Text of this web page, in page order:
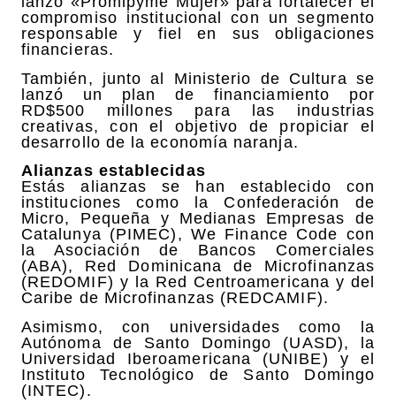
compromiso institucional con un segmento
responsable y fiel en sus obligaciones
financieras.
También, junto al Ministerio de Cultura se
lanzó un plan de financiamiento por
RD$500 millones para las industrias
creativas, con el objetivo de propiciar el
desarrollo de la economía naranja.
Alianzas establecidas
Estás alianzas se han establecido con
instituciones como la Confederación de
Micro, Pequeña y Medianas Empresas de
Catalunya (PIMEC), We Finance Code con
la Asociación de Bancos Comerciales
(ABA), Red Dominicana de Microfinanzas
(REDOMIF) y la Red Centroamericana y del
Caribe de Microfinanzas (REDCAMIF).
Asimismo, con universidades como la
Autónoma de Santo Domingo (UASD), la
Universidad Iberoamericana (UNIBE) y el
Instituto Tecnológico de Santo Domingo
(INTEC).